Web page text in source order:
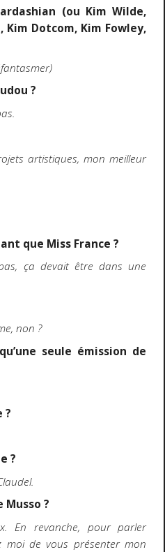
(ou Kim Wilde,
Kim Dotcom, Kim Fowley,
?
artistiques, mon meilleur
que Miss France ?
ça devait être dans une
non ?
seule émission de
?
?
Musso ?
En revanche, pour parler
moi de vous présenter mon